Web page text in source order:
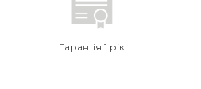
Гарантія 1 рік